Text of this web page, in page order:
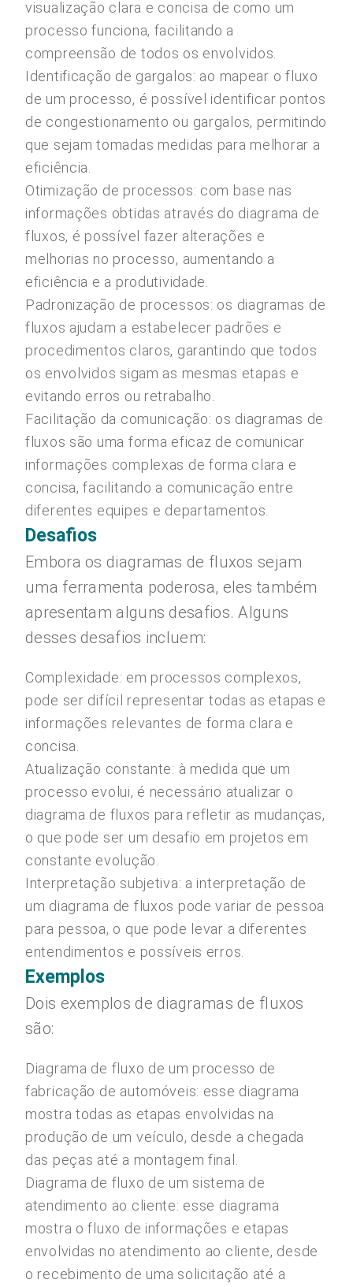
visualização clara e concisa de como um
processo funciona, facilitando a
compreensão de todos os envolvidos.
Identificação de gargalos: ao mapear o fluxo
de um processo, é possível identificar pontos
de congestionamento ou gargalos, permitindo
que sejam tomadas medidas para melhorar a
eficiência.
Otimização de processos: com base nas
informações obtidas através do diagrama de
fluxos, é possível fazer alterações e
melhorias no processo, aumentando a
eficiência e a produtividade.
Padronização de processos: os diagramas de
fluxos ajudam a estabelecer padrões e
procedimentos claros, garantindo que todos
os envolvidos sigam as mesmas etapas e
evitando erros ou retrabalho.
Facilitação da comunicação: os diagramas de
fluxos são uma forma eficaz de comunicar
informações complexas de forma clara e
concisa, facilitando a comunicação entre
diferentes equipes e departamentos.
Desafios
Embora os diagramas de fluxos sejam
uma ferramenta poderosa, eles também
apresentam alguns desafios. Alguns
desses desafios incluem:
Complexidade: em processos complexos,
pode ser difícil representar todas as etapas e
informações relevantes de forma clara e
concisa.
Atualização constante: à medida que um
processo evolui, é necessário atualizar o
diagrama de fluxos para refletir as mudanças,
o que pode ser um desafio em projetos em
constante evolução.
Interpretação subjetiva: a interpretação de
um diagrama de fluxos pode variar de pessoa
para pessoa, o que pode levar a diferentes
entendimentos e possíveis erros.
Exemplos
Dois exemplos de diagramas de fluxos
são:
Diagrama de fluxo de um processo de
fabricação de automóveis: esse diagrama
mostra todas as etapas envolvidas na
produção de um veículo, desde a chegada
das peças até a montagem final.
Diagrama de fluxo de um sistema de
atendimento ao cliente: esse diagrama
mostra o fluxo de informações e etapas
envolvidas no atendimento ao cliente, desde
o recebimento de uma solicitação até a